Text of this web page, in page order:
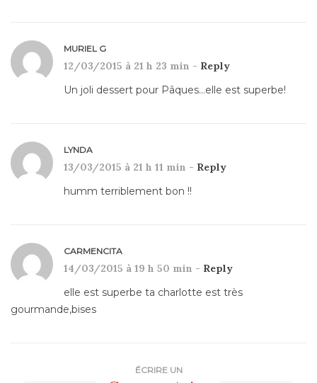
MURIEL G
12/03/2015 à 21 h 23 min - Reply
Un joli dessert pour Pâques…elle est superbe!
LYNDA
13/03/2015 à 21 h 11 min - Reply
humm terriblement bon !!
CARMENCITA
14/03/2015 à 19 h 50 min - Reply
elle est superbe ta charlotte est très
gourmande,bises
ÉCRIRE UN